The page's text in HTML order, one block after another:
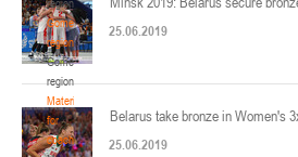
region
Gomel
region
Gomel
region
Materials
for
coaches
Финал 4-х – девушки 2010-2011 гг.р., Дивизион 2,
Минск, ул. Стадионная, 3
25.06.2019
Belarus take bronze in Women's
25.06.2019